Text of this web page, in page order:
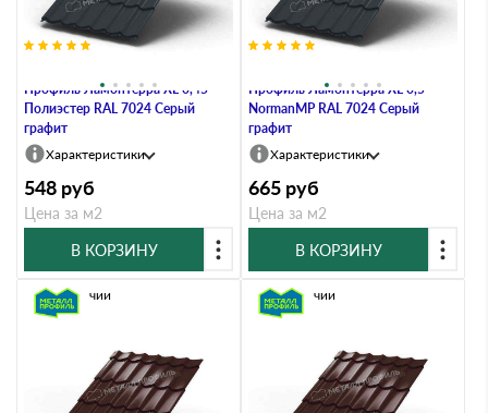
Профиль Ламонтерра XL 0,45
Полиэстер RAL 7024 Серый
графит
Характеристики
548 руб
Цена за м2
В КОРЗИНУ
Профиль Ламонтерра XL 0,5
NormanMP RAL 7024 Серый
графит
Характеристики
665 руб
Цена за м2
В КОРЗИНУ
В наличии В наличии